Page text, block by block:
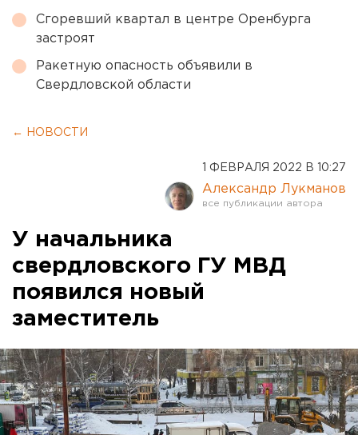
Сгоревший квартал в центре Оренбурга
застроят
Ракетную опасность объявили в
Свердловской области
← НОВОСТИ
1 ФЕВРАЛЯ 2022 В 10:27
Александр Лукманов
У начальника
свердловского ГУ МВД
появился новый
заместитель